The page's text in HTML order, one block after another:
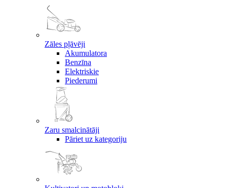
Zāles pļāvēji
Akumulatora
Benzīna
Elektriskie
Piederumi
Zaru smalcinātāji
Pāriet uz kategoriju